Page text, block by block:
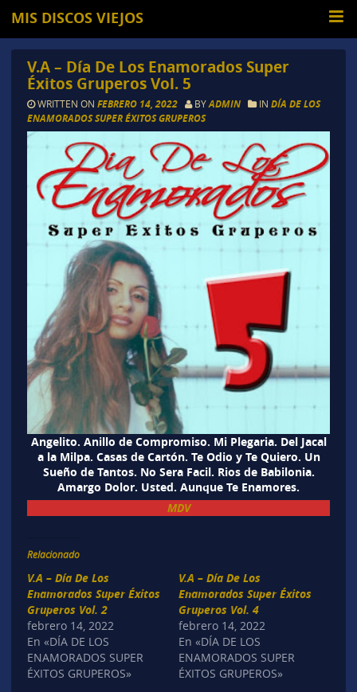
MIS DISCOS VIEJOS
V.A – Día De Los Enamorados Super
Éxitos Gruperos Vol. 5
WRITTEN ON FEBRERO 14, 2022 BYADMIN IN DÍA DE LOS
ENAMORADOS SUPER ÉXITOS GRUPEROS
Angelito. Anillo de Compromiso. Mi Plegaria. Del Jacal
a la Milpa. Casas de Cartón. Te Odio y Te Quiero. Un
Sueño de Tantos. No Sera Facil. Rios de Babilonia.
Amargo Dolor. Usted. Aunque Te Enamores.
MDV
Relacionado
V.A – Día De Los
Enamorados Super Éxitos
Gruperos Vol. 2
febrero 14, 2022
En «DÍA DE LOS
ENAMORADOS SUPER
ÉXITOS GRUPEROS»
V.A – Día De Los
Enamorados Super Éxitos
Gruperos Vol. 4
febrero 14, 2022
En «DÍA DE LOS
ENAMORADOS SUPER
ÉXITOS GRUPEROS»